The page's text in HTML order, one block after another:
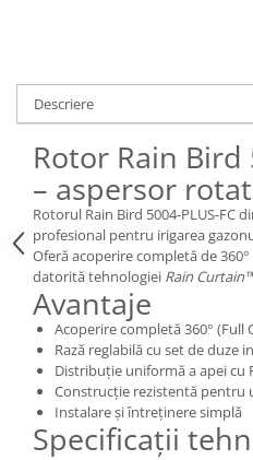
Descriere
Rotor Rain Bird
– aspersor
Rotorul Rain Bird 5004-PLUS-FC
profesional pentru irigarea
Oferă acoperire completă de
datorită tehnologiei Rain
Avantaje
Acoperire completă 360° (Full
Rază reglabilă cu set de duze
Distribuție uniformă a apei cu
Construcție rezistentă pentru
Instalare și întreținere simplă
Specificații